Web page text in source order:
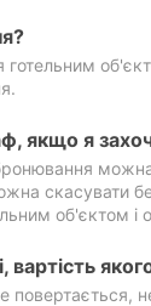
якщо я
скасувати
об'єктом і